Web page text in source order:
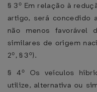
§ 3º Em relação à
artigo, será concedido
não menos favorável
similares de origem
2º, § 3º).
§ 4º Os veículos
utilize, alternativa ou